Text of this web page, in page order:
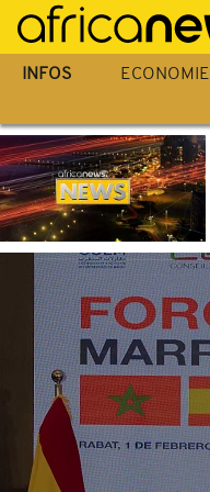
Passer
au
contenu
INFOS ECONOMIE